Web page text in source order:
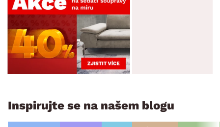
Inspirujte se na našem blogu